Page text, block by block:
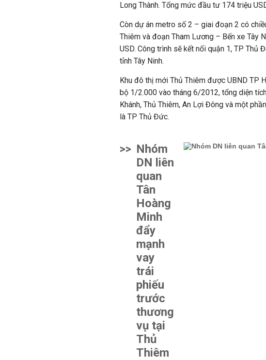
Long Thành. Tổng mức đầu tư 174 triệu
Còn dự án metro số 2 – giai đoạn 2 có
Thiêm và đoạn Tham Lương – Bến xe Tây
USD. Công trình sẽ kết nối quận 1, TP Thủ
tỉnh Tây Ninh.
Khu đô thị mới Thủ Thiêm được UBND TP
bộ 1/2.000 vào tháng 6/2012, tổng diện
Khánh, Thủ Thiêm, An Lợi Đông và một
là TP Thủ Đức.
>> Nhóm
DN liên
quan
Tân
Hoàng
Minh
đẩy
mạnh
vay
trái
phiếu
trước
thương
vụ tại
Thủ
Thiêm